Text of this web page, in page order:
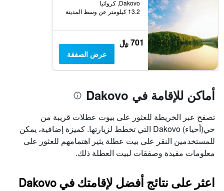
Dakovo, كرواتيا
13.2 كيلومتر عن وسط المدينة
701 ﷼
عرض الصفقة
أماكن للإقامة في Dakovo
تصفح عبر الخريطة للعثور على بيوت عطلات قريبة من
حي(أحياء) Dakovo التي تخطط لزيارتها. كميزة إضافية، يمكن
للمستخدمين النقر على بيت عطلة يثير اهتمامهم للعثور على
معلومات مفيدة وصفقات لبيت العطلة ذلك.
اعثر على نتائج أفضل لإقامتك في Dakovo